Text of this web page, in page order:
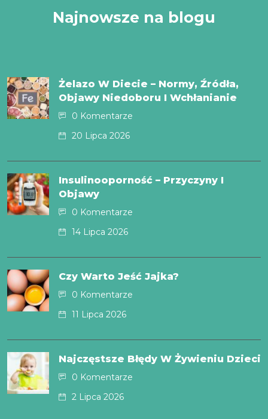
Najnowsze na blogu
Żelazo W Diecie – Normy, Źródła,
Objawy Niedoboru I Wchłanianie
0 Komentarze
20 Lipca 2026
Insulinooporność – Przyczyny I
Objawy
0 Komentarze
14 Lipca 2026
Czy Warto Jeść Jajka?
0 Komentarze
11 Lipca 2026
Najczęstsze Błędy W Żywieniu Dzieci
0 Komentarze
2 Lipca 2026